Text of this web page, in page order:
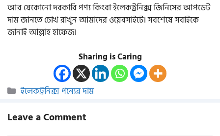
আর যেকোনো দরকারি পণ্য কিংবা ইলেকট্রনিক্স জিনিসের আপডেট
দাম জানতে চোখ রাখুন আমাদের ওয়েবসাইটে। সবশেষে সবাইকে
জানাই আল্লাহ হাফেজ।
Sharing is Caring
Categories
ইলেকট্রনিক্স পন্যের দাম
Leave a Comment